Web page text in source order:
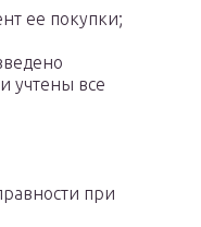
ее покупки;
учтены все
при